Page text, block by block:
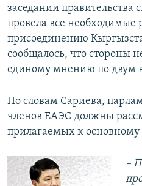
заседании правительства
провела все необходимые
присоединению
сообщалось, что стороны
единому мнению по двум
По словам Сариева,
членов ЕАЭС должны
прилагаемых к основному
–